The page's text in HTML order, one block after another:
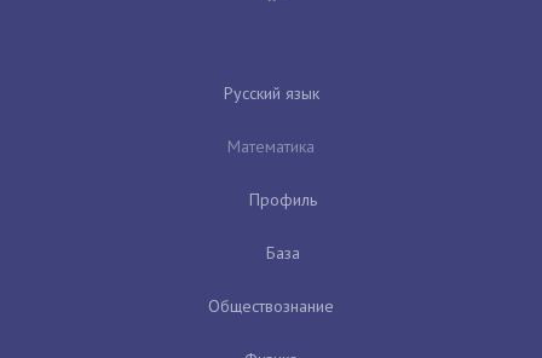
Русский язык
Математика
Профиль
База
Обществознание